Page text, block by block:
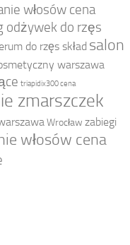
włosów cena
odżywek do rzęs
do rzęs skład salon
warszawa
triapidix300 cena
zmarszczek
Wrocław zabiegi
włosów cena